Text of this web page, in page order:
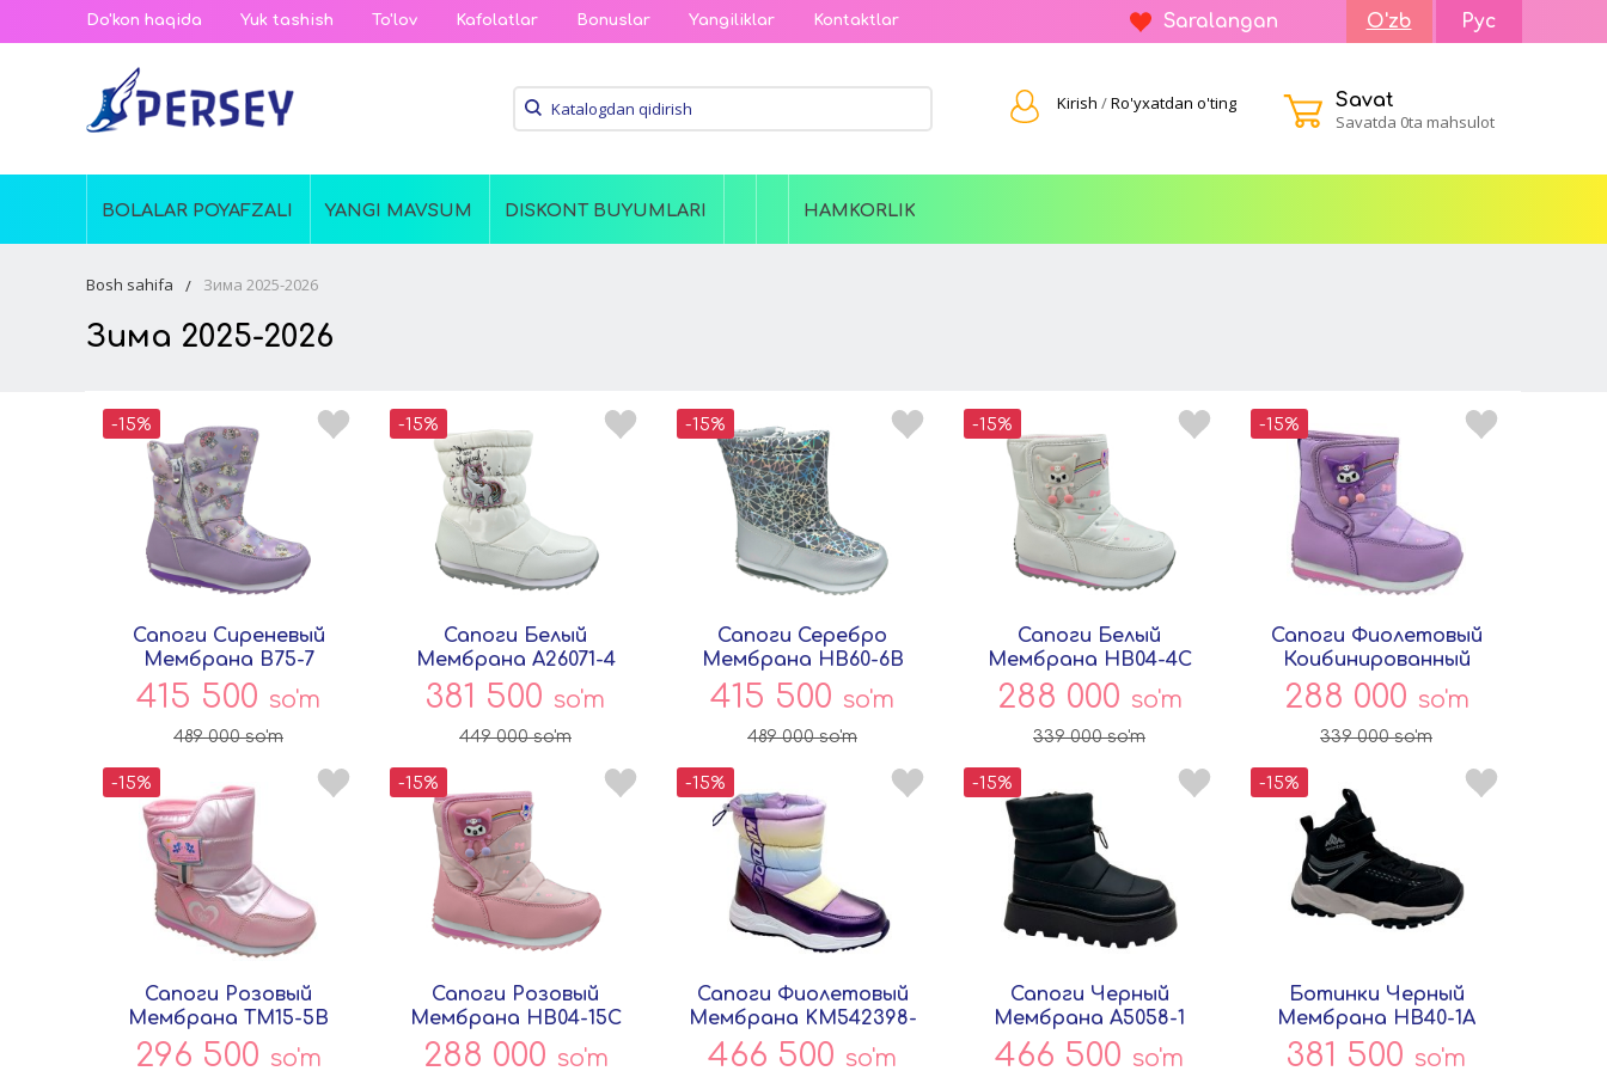
Do'kon haqida Yuk tashish To'lov Kafolatlar Bonuslar Yangiliklar Kontaktlar Saralangan O'zb Рус
Kirish /Ro'yxatdan o'ting
Savat
Savatda 0ta mahsulot
BOLALAR POYAFZALI YANGI MAVSUM DISKONT BUYUMLARI HAMKORLIK
Bosh sahifa Зима 2025-2026
Зима 2025-2026
-15%
Сапоги Сиреневый
Мембрана B75-7
Совёнок
415 500 so'm
489 000so'm
-15%
Сапоги Белый
Мембрана A26071-4
Совёнок
381 500 so'm
449 000so'm
-15%
Сапоги Серебро
Мембрана HB60-6B
Совёнок
415 500 so'm
489 000so'm
-15%
Сапоги Белый
Мембрана HB04-4C
Совёнок
288 000 so'm
339 000so'm
-15%
Сапоги Фиолетовый
Коибинированный
HB06-18C Совёнок
288 000 so'm
339 000so'm
-15%
Сапоги Розовый
Мембрана TM15-5B
Совёнок
296 500 so'm
-15%
Сапоги Розовый
Мембрана HB04-15C
Совёнок
288 000 so'm
-15%
Сапоги Фиолетовый
Мембрана KM542398-
1 Совёнок
466 500 so'm
-15%
Сапоги Черный
Мембрана A5058-1
Совёнок
466 500 so'm
-15%
Ботинки Черный
Мембрана HB40-1A
Совёнок
381 500 so'm